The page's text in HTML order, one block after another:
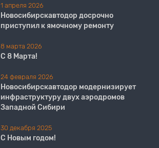
1 апреля 2026
Новосибирскавтодор досрочно
приступил к ямочному ремонту
8 марта 2026
С 8 Марта!
24 февраля 2026
Новосибирскавтодор модернизирует
инфраструктуру двух аэродромов
Западной Сибири
30 декабря 2025
С Новым годом!